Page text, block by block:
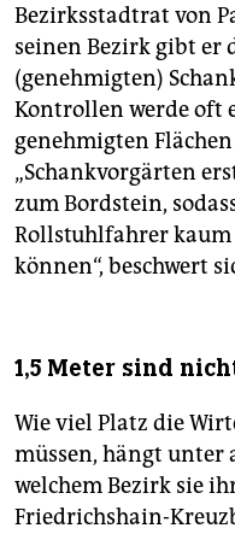
Bezirksstadtrat von
seinen Bezirk gibt er
(genehmigten)
Kontrollen werde oft
genehmigten
„Schankvorgärten
zum Bordstein,
Rollstuhlfahrer kaum
können“, beschwert
1,5 Meter sind
Wie viel Platz die
müssen, hängt unter
welchem Bezirk sie
Friedrichshain-